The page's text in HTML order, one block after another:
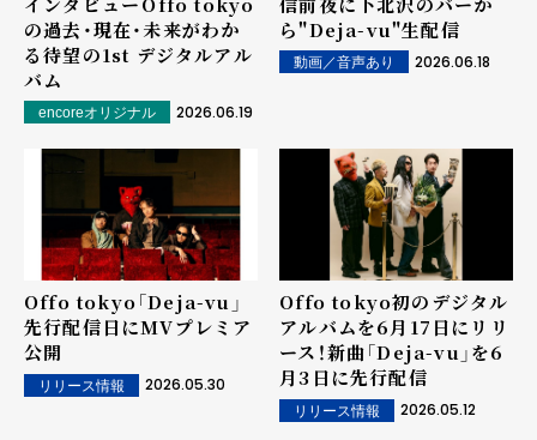
の過去・現在・未来がわか
る待望の1st デジタルアル
バム
encoreオリジナル 2026.06.19
ら"Deja-vu"生配信
動画／音声あり 2026.06.18
Offo tokyo「Deja-vu」
先行配信日にMVプレミア
公開
リリース情報 2026.05.30
Offo tokyo初のデジタル
アルバムを6月17日にリリ
ース！新曲「Deja-vu」を6
月3日に先行配信
リリース情報 2026.05.12